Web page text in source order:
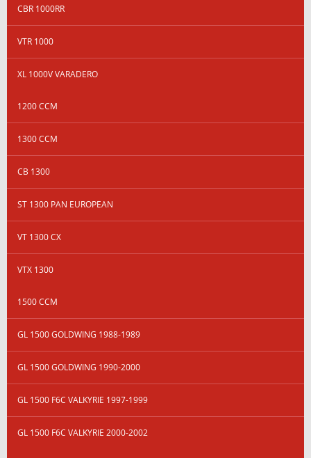
CBR 1000RR
VTR 1000
XL 1000V VARADERO
1200 CCM
1300 CCM
CB 1300
ST 1300 PAN EUROPEAN
VT 1300 CX
VTX 1300
1500 CCM
GL 1500 GOLDWING 1988-1989
GL 1500 GOLDWING 1990-2000
GL 1500 F6C VALKYRIE 1997-1999
GL 1500 F6C VALKYRIE 2000-2002